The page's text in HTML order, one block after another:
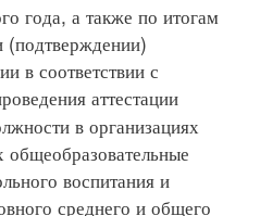
года, а также по итогам
(подтверждении)
в соответствии с
аттестации
в организациях
воспитания и
среднего и общего